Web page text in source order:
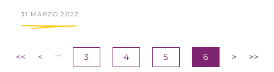
31 MARZO 2022
<< < ... 3 4 5 6 > >>